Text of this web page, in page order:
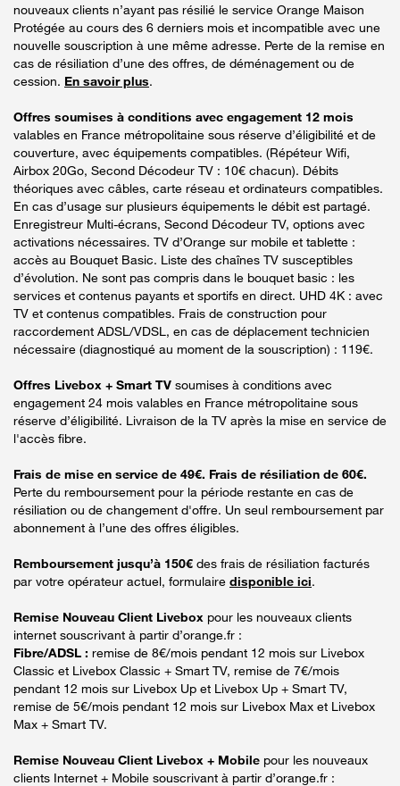
nouveaux clients n’ayant pas résilié le service Orange Maison
Protégée au cours des 6 derniers mois et incompatible avec une
nouvelle souscription à une même adresse. Perte de la remise en
cas de résiliation d’une des offres, de déménagement ou de
cession. En savoir plus.
Offres soumises à conditions avec engagement 12 mois
valables en France métropolitaine sous réserve d’éligibilité et de
couverture, avec équipements compatibles. (Répéteur Wifi,
Airbox 20Go, Second Décodeur TV : 10€ chacun). Débits
théoriques avec câbles, carte réseau et ordinateurs compatibles.
En cas d’usage sur plusieurs équipements le débit est partagé.
Enregistreur Multi-écrans, Second Décodeur TV, options avec
activations nécessaires. TV d’Orange sur mobile et tablette :
accès au Bouquet Basic. Liste des chaînes TV susceptibles
d’évolution. Ne sont pas compris dans le bouquet basic : les
services et contenus payants et sportifs en direct. UHD 4K : avec
TV et contenus compatibles. Frais de construction pour
raccordement ADSL/VDSL, en cas de déplacement technicien
nécessaire (diagnostiqué au moment de la souscription) : 119€.
Offres Livebox + Smart TV soumises à conditions avec
engagement 24 mois valables en France métropolitaine sous
réserve d’éligibilité. Livraison de la TV après la mise en service de
l'accès fibre.
Frais de mise en service de 49€. Frais de résiliation de 60€.
Perte du remboursement pour la période restante en cas de
résiliation ou de changement d'offre. Un seul remboursement par
abonnement à l’une des offres éligibles.
Remboursement jusqu’à 150€ des frais de résiliation facturés
par votre opérateur actuel, formulaire disponible ici.
Remise Nouveau Client Livebox pour les nouveaux clients
internet souscrivant à partir d’orange.fr :
Fibre/ADSL : remise de 8€/mois pendant 12 mois sur Livebox
Classic et Livebox Classic + Smart TV, remise de 7€/mois
pendant 12 mois sur Livebox Up et Livebox Up + Smart TV,
remise de 5€/mois pendant 12 mois sur Livebox Max et Livebox
Max + Smart TV.
Remise Nouveau Client Livebox + Mobile pour les nouveaux
clients Internet + Mobile souscrivant à partir d’orange.fr :